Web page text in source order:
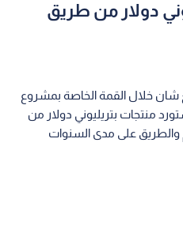
دولار من طريق
شان خلال القمة الخاصة بمشروع
منتجات بتريليوني دولار من
والطريق على مدى السنوات